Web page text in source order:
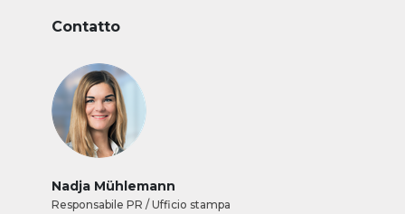
Contatto
Nadja Mühlemann
Responsabile PR / Ufficio stampa